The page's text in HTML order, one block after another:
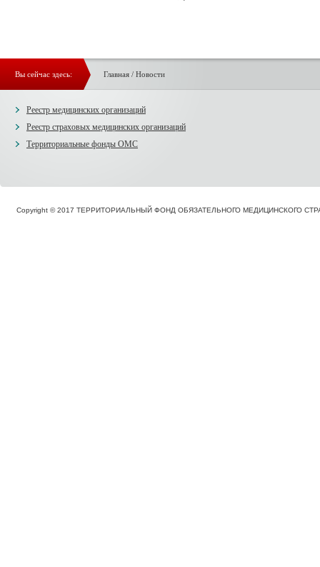
Вы сейчас здесь: Главная/ Новости
Реестр медицинских организаций
Реестр страховых медицинских организаций
Территориальные фонды ОМС
Copyright © 2017 ТЕРРИТОРИАЛЬНЫЙ ФОНД ОБЯЗАТЕЛЬНОГО МЕДИЦИНСКОГО